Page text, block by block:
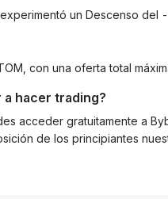
un Descenso del
con una oferta total
hacer trading?
acceder gratuitamente a
de los principiantes